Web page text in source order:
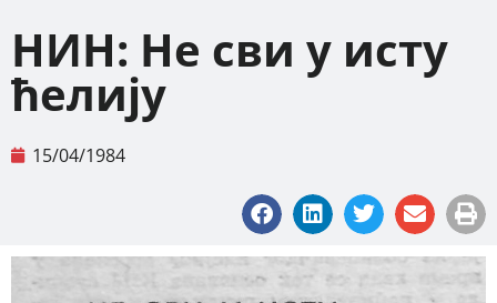
НИН: Не сви у исту
ћелију
15/04/1984